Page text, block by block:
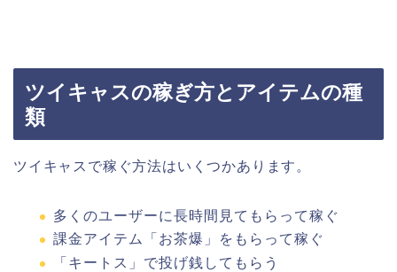
ツイキャスの稼ぎ方とアイテムの種
類
ツイキャスで稼ぐ方法はいくつかあります。
多くのユーザーに長時間見てもらって稼ぐ
課金アイテム「お茶爆」をもらって稼ぐ
「キートス」で投げ銭してもらう